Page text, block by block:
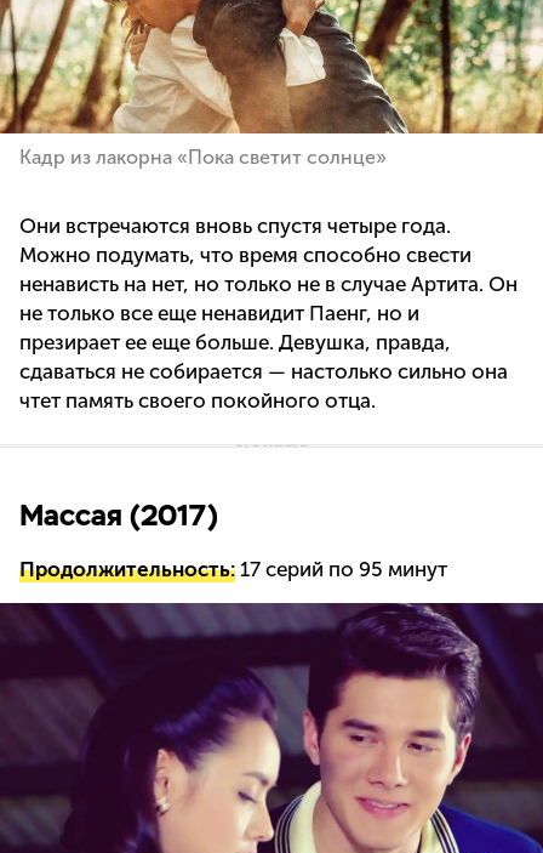
Кадр из лакорна «Пока светит солнце»
Они встречаются вновь спустя четыре года.
Можно подумать, что время способно свести
ненависть на нет, но только не в случае Артита. Он
не только все еще ненавидит Паенг, но и
презирает ее еще больше. Девушка, правда,
сдаваться не собирается — настолько сильно она
чтет память своего покойного отца.
Массая (2017)
Продолжительность: 17 серий по 95 минут